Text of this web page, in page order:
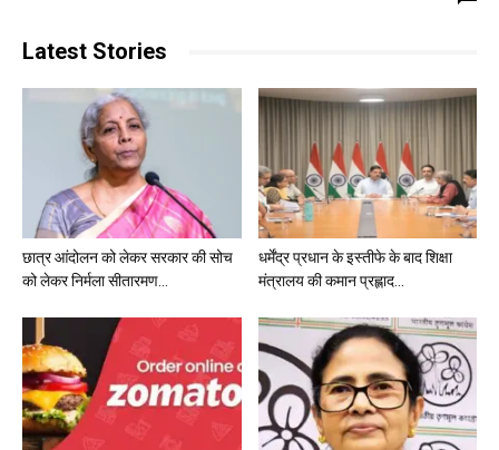
Latest Stories
छात्र आंदोलन को लेकर सरकार की सोच
को लेकर निर्मला सीतारमण...
धर्मेंद्र प्रधान के इस्तीफे के बाद शिक्षा
मंत्रालय की कमान प्रह्लाद...